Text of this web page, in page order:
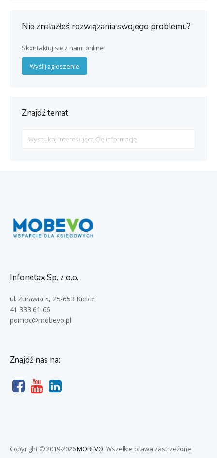
Nie znalazłeś rozwiązania swojego problemu?
Skontaktuj się z nami online
Wyślij zgłoszenie
Znajdź temat
For
Infonetax Sp. z o.o.
ul. Żurawia 5, 25-653 Kielce
41 333 61 66
pomoc@mobevo.pl
Znajdź nas na:
Copyright © 2019-2026MOBEVO. Wszelkie prawa zastrzeżone